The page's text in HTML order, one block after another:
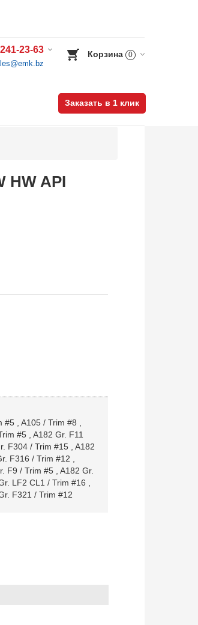
241-23-63 Корзина 0
Заказать в 1 клик
HW API
#5, A105 / Trim #8
#5, A182 Gr. F11
F304 / Trim #15, A182
F316 / Trim #12
F9 / Trim #5, A182 Gr.
LF2 CL1 / Trim #16
F321 / Trim #12